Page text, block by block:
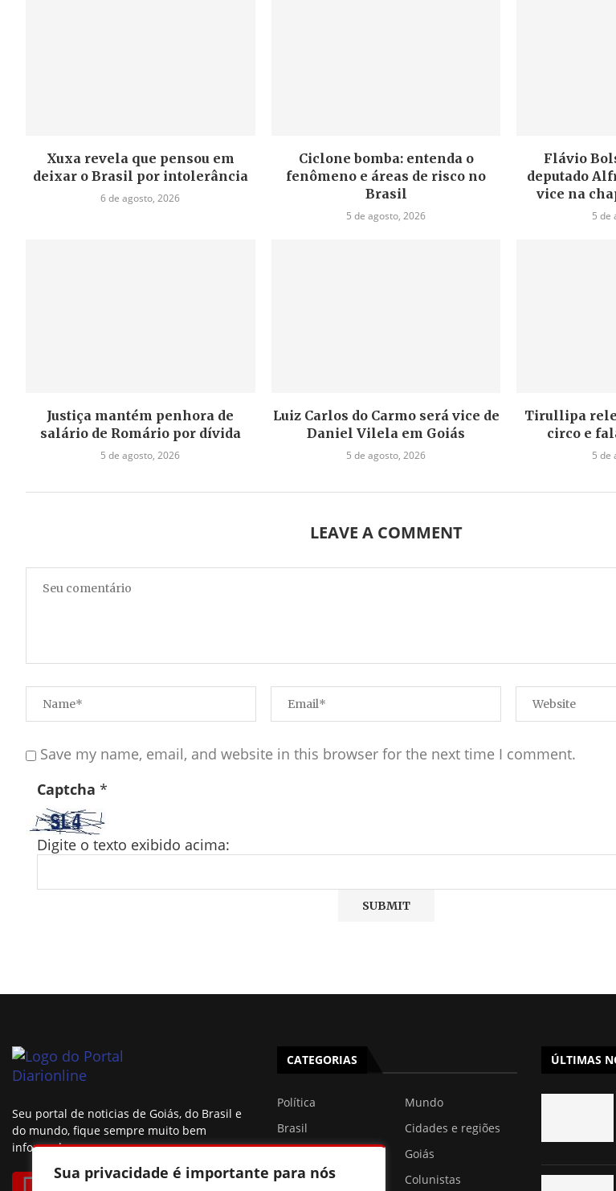
Sua privacidade é importante para nós
Xuxa revela que pensou em
deixar o Brasil por intolerância
6 de agosto, 2026
Ciclone bomba: entenda o
fenômeno e áreas de risco no
Brasil
5 de agosto, 2026
Flávio
deputado
vice na
5 de
Justiça mantém penhora de
salário de Romário por dívida
5 de agosto, 2026
Luiz Carlos do Carmo será vice de
Daniel Vilela em Goiás
5 de agosto, 2026
Tirullipa
circo e
5 de
LEAVE A COMMENT
Save my name, email, and website in this browser for the next time I comment.
Captcha *
Digite o texto exibido acima:
Seu portal de noticias de Goiás, do Brasil e
do mundo, fique sempre muito bem
informado.
CATEGORIAS
Política
Mundo
Brasil
Cidades e regiões
Goiás
São Paulo
Colunistas
ÚLTIMAS